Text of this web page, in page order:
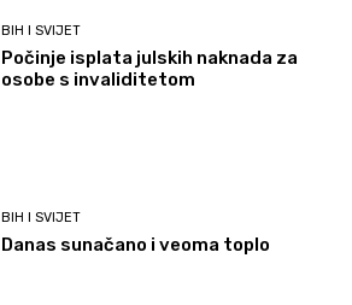
BIH I SVIJET
Počinje isplata julskih naknada za
osobe s invaliditetom
BIH I SVIJET
Danas sunačano i veoma toplo